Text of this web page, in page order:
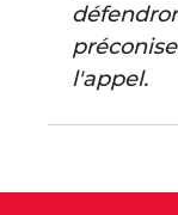
l'appel.